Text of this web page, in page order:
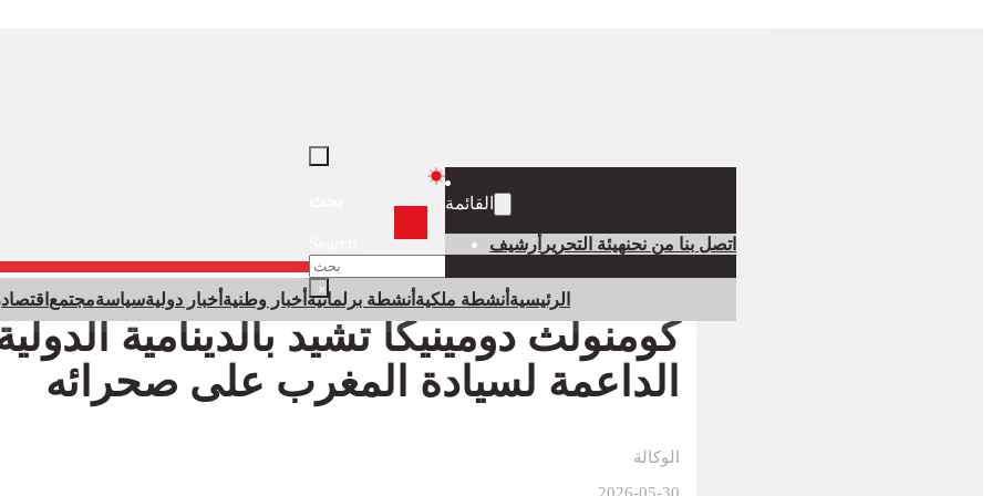
×
القائمة
اتصل بنا من نحنهيئة التحرير أرشيف
الرئيسية أنشطة ملكية أنشطة برلمانية أخبار وطنية أخبار دوليةسياسةمجتمع اقتصاد
كومنولث دومينيكا تشيد بالدينامية
الداعمة لسيادة المغرب على صحرائه
الوكالة